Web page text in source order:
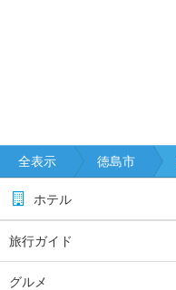
全表示 徳島市
ホテル
旅行ガイド
グルメ